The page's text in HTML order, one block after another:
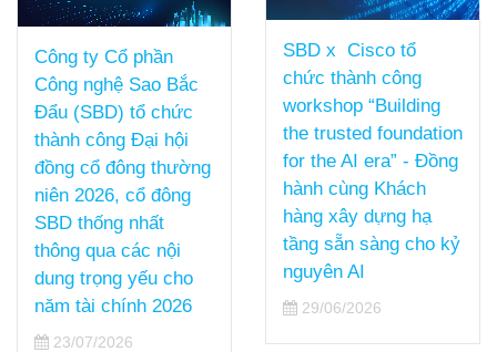
Công ty Cổ phần
Công nghệ Sao Bắc
Đẩu (SBD) tổ chức
thành công Đại hội
đồng cổ đông thường
niên 2026, cổ đông
SBD thống nhất
thông qua các nội
dung trọng yếu cho
năm tài chính 2026
23/07/2026
SBD x Cisco tổ
chức thành công
workshop “Building
the trusted foundation
for the AI era” - Đồng
hành cùng Khách
hàng xây dựng hạ
tầng sẵn sàng cho kỷ
nguyên AI
29/06/2026